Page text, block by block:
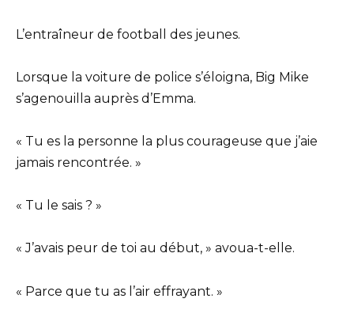
L’entraîneur de football des jeunes.
Lorsque la voiture de police s’éloigna, Big Mike
s’agenouilla auprès d’Emma.
« Tu es la personne la plus courageuse que j’aie
jamais rencontrée. »
« Tu le sais ? »
« J’avais peur de toi au début, » avoua-t-elle.
« Parce que tu as l’air effrayant. »